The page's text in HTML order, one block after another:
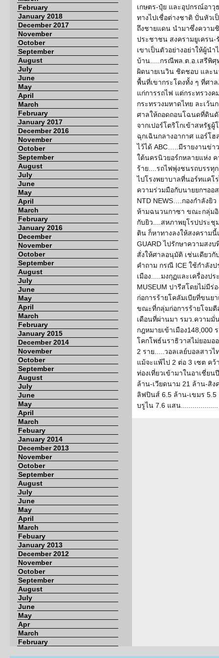
February
January 2018
December 2017
November
October
September
August
July
June
May
April
March
February
January 2017
December 2016
November
October
September
August
July
June
May
April
March
February
January 2016
December
November
October
September
August
July
June
May
April
March
February
January 2015
December 2014
November
October
September
August
July
June
May
April
March
Febuary
January 2014
December 2013
November
October
September
August
July
June
May
April
March
Febuary
January 2013
December 2012
November
October
September
August
July
June
May
Apr
March
February
เกษตร-ปุ๋ย และอุปกรณ์อาวุ
ทางไปเชื่อต่างชาติ ปั่นหัวเ
ถึงชายแดน นำมาซึ่งความ
ประชาชน สงครามยูเครน-
เขาเป็นตัวอย่างอย่าให้ผู้นำ
บ้าน.....กรณีพล.ต.อ.เสรีพิศุ
ผิดนายเนวิน ชิดชอบ และ
พื้นที่เขากระโดงทั้ง ๆ ที่ศา
แก่การรถไฟ แต่กระทรวง
กระทรวงมหาดไทย ละเว้
ศาลให้ถอดถอนโฉนดที่ดินดั
จากเปอร์โตริโกเข้าสหรัฐ
ฉุกเฉินกลางอากาศ แอร์โ
ไว้ได้ ABC…..มีรายงานข่า
ใต้นครนิวยอร์กหลายแห่ง
ร้าย....รถไฟพุ่งชนรถบรรทุ
ไปโรงพยาบาลที่นอร์ทแค
ความร่วมมือกับนายยกฯออ
NTD NEWS….กองกำลังยิ
ห้ามฉนวนกาซา ขณะกลุ่มอิ
กับยิว....สหภาพยุโรปประ
ติน ก็หาทางลงให้สงครามนี้
GUARD ไปรักษาความสง
สั่งให้ศาลอนุมัติ เช่นเดียว
คำถาม กรณี ICE ใช้กำลัง
เมือง.....มงกุฏและเครื่องป
MUSEUM ปารีสโดยไม่มีร่
ก่อการร้ายโคลัมเบียที่ขนย
ขณะที่กลุ่มก่อการร้ายโจม
เดือนที่ผ่านมา รมว.ความมั่
กฎหมายเข้าเมือง148,000
โคกโพธ์นราธิวาสไม่ยอมอ
2 ราย.....วอลเลย์บอลสาว
แม้จะแพ้ไป 2 ต่อ 3 เซต ค
ท่องเที่ยวเข้ามาในอาเชี่ย
ล้าน-เวียดนาม 21 ล้าน-สิ
ลิฟปินส์ 6.5 ล้าน-เขมร
บรูไน 7.6 แสน...................